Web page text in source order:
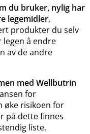
du bruker, nylig har
legemidler,
produkter du selv
å endre
av de andre
med Wellbutrin
for
øke risikoen for
på dette finnes
liste.